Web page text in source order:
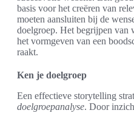
basis voor het creëren van
moeten aansluiten bij de
doelgroep. Het begrijpen van
het vormgeven van een
raakt.
Ken je doelgroep
Een effectieve storytelling
doelgroepanalyse. Door